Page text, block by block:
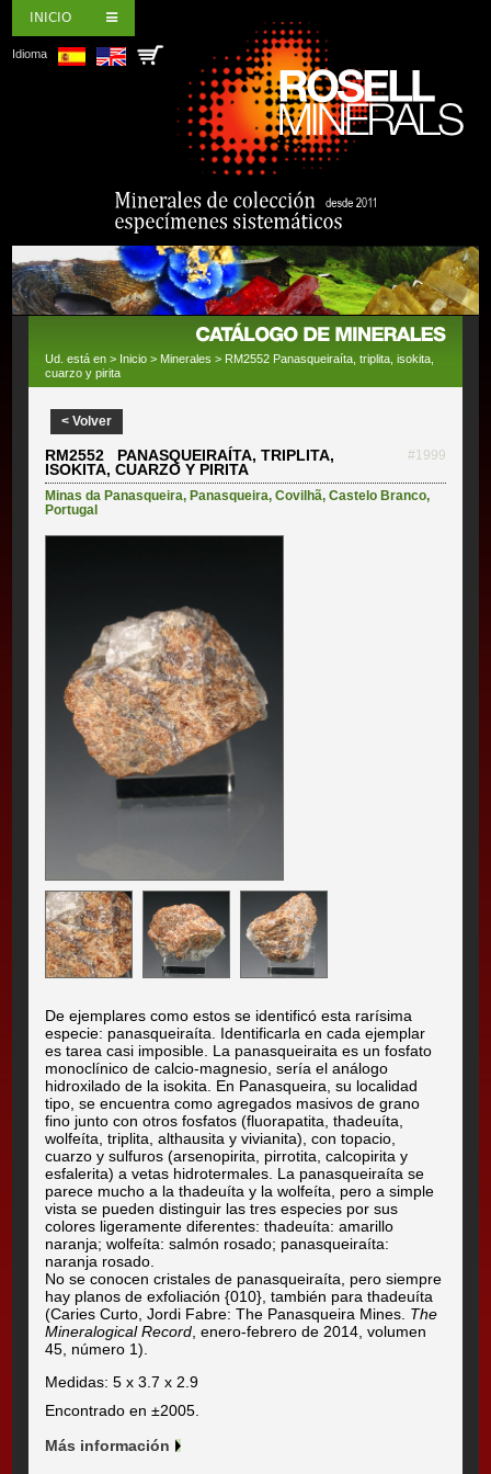
INICIO
Idioma
Ud. está en > Inicio > Minerales > RM2552 Panasqueiraíta, triplita, isokita,
cuarzo y pirita
< Volver
RM2552 PANASQUEIRAÍTA, TRIPLITA,
ISOKITA, CUARZO Y PIRITA
#1999
Minas da Panasqueira, Panasqueira,Covilhã,Castelo Branco,
Portugal
De ejemplares como estos se identificó esta rarísima
especie: panasqueiraíta. Identificarla en cada ejemplar
es tarea casi imposible. La panasqueiraita es un fosfato
monoclínico de calcio-magnesio, sería el análogo
hidroxilado de la isokita. En Panasqueira, su localidad
tipo, se encuentra como agregados masivos de grano
fino junto con otros fosfatos (fluorapatita, thadeuíta,
wolfeíta, triplita, althausita y vivianita), con topacio,
cuarzo y sulfuros (arsenopirita, pirrotita, calcopirita y
esfalerita) a vetas hidrotermales. La panasqueiraíta se
parece mucho a la thadeuíta y la wolfeíta, pero a simple
vista se pueden distinguir las tres especies por sus
colores ligeramente diferentes: thadeuíta: amarillo
naranja; wolfeíta: salmón rosado; panasqueiraíta:
naranja rosado.
No se conocen cristales de panasqueiraíta, pero siempre
hay planos de exfoliación {010}, también para thadeuíta
(Caries Curto, Jordi Fabre: The Panasqueira Mines. The
Mineralogical Record , enero-febrero de 2014, volumen
45, número 1).
Medidas: 5 x 3.7 x 2.9
Encontrado en ±2005.
Más información